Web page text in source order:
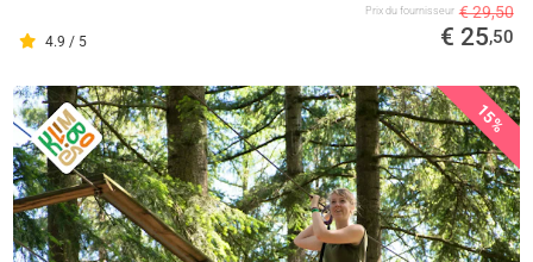
4.9 / 5
Prix ​​du fournisseur € 29,50
€ 25,50
15%